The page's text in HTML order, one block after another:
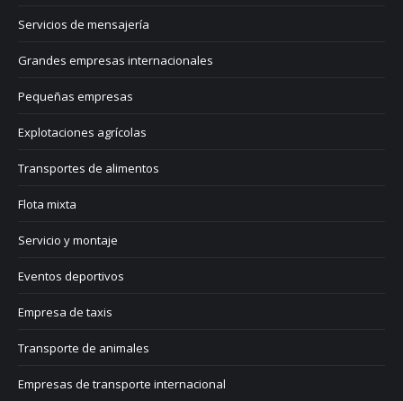
Servicios de mensajería
Grandes empresas internacionales
Pequeñas empresas
Explotaciones agrícolas
Transportes de alimentos
Flota mixta
Servicio y montaje
Eventos deportivos
Empresa de taxis
Transporte de animales
Empresas de transporte internacional